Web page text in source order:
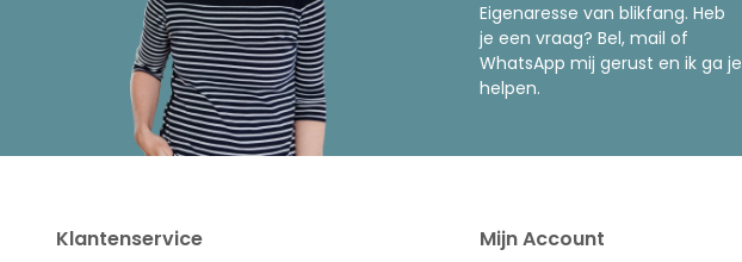
Eigenaresse van blikfang. Heb
je een vraag? Bel, mail of
WhatsApp mij gerust en ik ga je
helpen.
Klantenservice Mijn Account